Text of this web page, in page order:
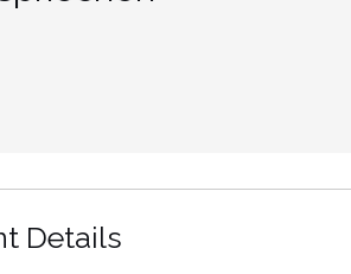
Details